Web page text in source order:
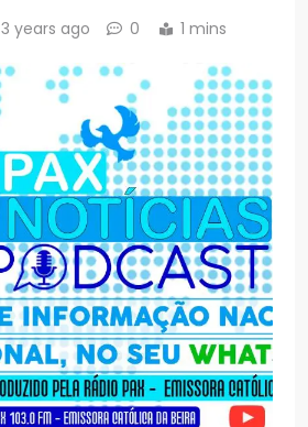
3 years ago 0 1 mins